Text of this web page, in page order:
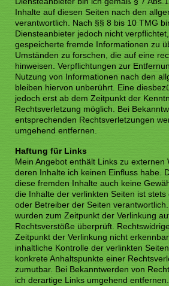
Inhalte auf diesen Seiten nach den
verantwortlich. Nach §§ 8 bis 10 TMG
Diensteanbieter jedoch nicht
gespeicherte fremde Informationen zu
Umständen zu forschen, die auf eine
hinweisen. Verpflichtungen zur
Nutzung von Informationen nach den
bleiben hiervon unberührt. Eine
jedoch erst ab dem Zeitpunkt der
Rechtsverletzung möglich. Bei
entsprechenden Rechtsverletzungen
umgehend entfernen.
Haftung für Links
Mein Angebot enthält Links zu externen
deren Inhalte ich keinen Einfluss habe.
diese fremden Inhalte auch keine
die Inhalte der verlinkten Seiten ist stets
oder Betreiber der Seiten
wurden zum Zeitpunkt der Verlinkung
Rechtsverstöße überprüft.
Zeitpunkt der Verlinkung nicht
inhaltliche Kontrolle der verlinkten
konkrete Anhaltspunkte einer
zumutbar. Bei Bekanntwerden von
ich derartige Links umgehend entfernen.